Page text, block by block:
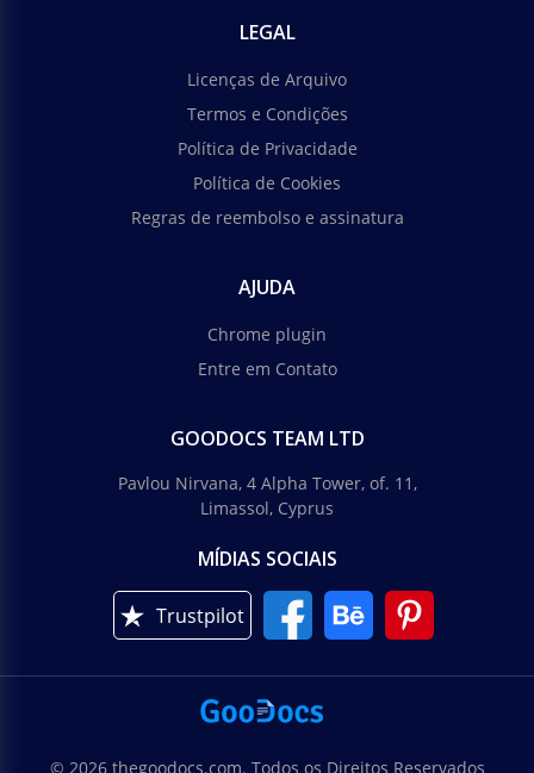
LEGAL
Licenças de Arquivo
Termos e Condições
Política de Privacidade
Política de Cookies
Regras de reembolso e assinatura
AJUDA
Chrome plugin
Entre em Contato
GOODOCS TEAM LTD
Pavlou Nirvana, 4 Alpha Tower, of. 11,
Limassol, Cyprus
MÍDIAS SOCIAIS
Trustpilot
© 2026 thegoodocs.com. Todos os Direitos Reservados